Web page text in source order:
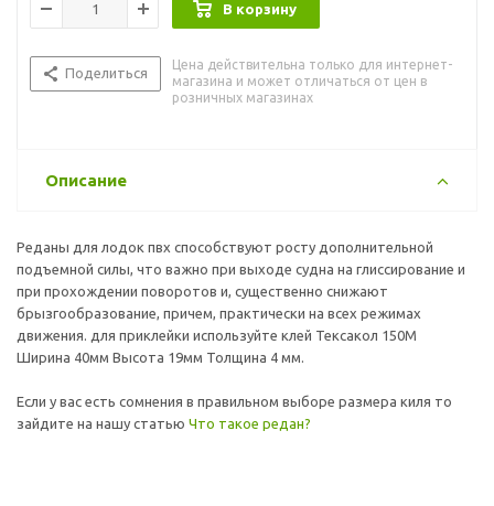
В корзину
Поделиться
Цена действительна только для интернет-
магазина и может отличаться от цен в
розничных магазинах
Описание
Реданы для лодок пвх способствуют росту дополнительной
подъемной силы, что важно при выходе судна на глиссирование и
при прохождении поворотов и, существенно снижают
брызгообразование, причем, практически на всех режимах
движения. для приклейки используйте клей Тексакол 150М
Ширина 40мм Высота 19мм Толщина 4 мм.
Если у вас есть сомнения в правильном выборе размера киля то
зайдите на нашу статью Что такое редан?